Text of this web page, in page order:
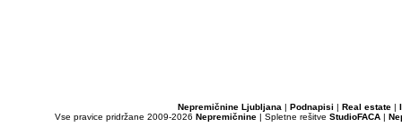
Nepremičnine Ljubljana | Podnapisi | Real estate|
Vse pravice pridržane 2009-2026 Nepremičnine | Spletne rešitve StudioFACA |